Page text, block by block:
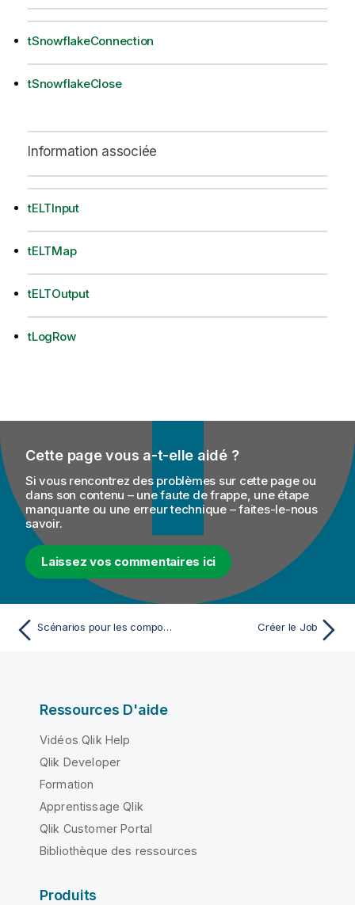
tSnowflakeConnection
tSnowflakeClose
Information associée
tELTInput
tELTMap
tELTOutput
tLogRow
Cette page vous a-t-elle aidé ?
Si vous rencontrez des problèmes sur cette page ou
dans son contenu – une faute de frappe, une étape
manquante ou une erreur technique – faites-le-nous
savoir.
Laissez vos commentaires ici
Scénarios pour les composants ELT Hive Créer le Job
Ressources D'aide
Vidéos Qlik Help
Qlik Developer
Formation
Apprentissage Qlik
Qlik Customer Portal
Bibliothèque des ressources
Produits